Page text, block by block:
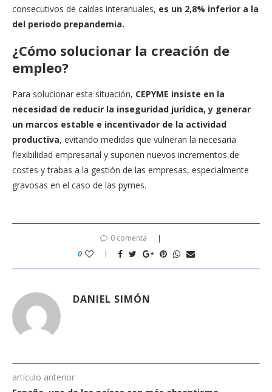
consecutivos de caídas interanuales, es un 2,8% inferior a la
del periodo prepandemia.
¿Cómo solucionar la creación de
empleo?
Para solucionar esta situación, CEPYME insiste en la
necesidad de reducir la inseguridad jurídica, y generar
un marcos estable e incentivador de la actividad
productiva, evitando medidas que vulneran la necesaria
flexibilidad empresarial y suponen nuevos incrementos de
costes y trabas a la gestión de las empresas, especialmente
gravosas en el caso de las pymes.
0 comenta
0
DANIEL SIMÓN
artículo anterior